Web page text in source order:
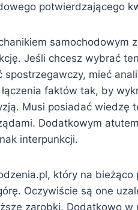
potwierdzającego
samochodowym
Jeśli chcesz wybrać
spostrzegawczy, mieć
faktów tak, by
Musi posiadać wiedzę
Dodatkowym
interpunkcji.
który na
Oczywiście są one
zarobki. Dodatkowo